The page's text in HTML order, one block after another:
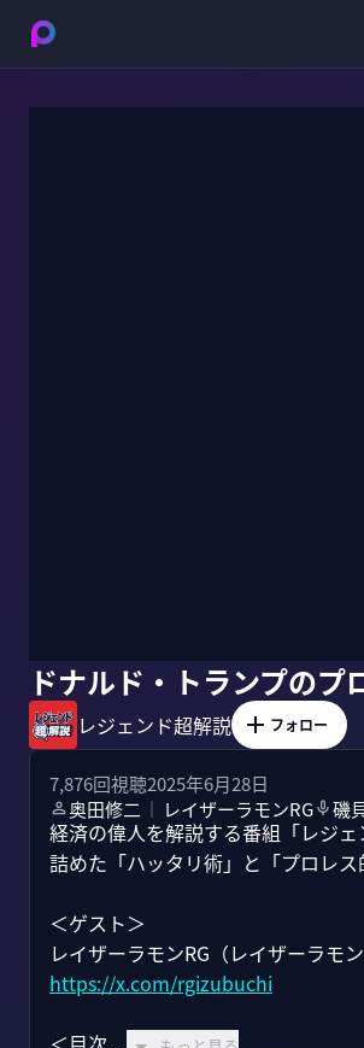
ドナルド・トランプの
レジェンド超解説 フォロー
7,876回視聴2025年6月28日
奥田修二 ｜ レイザーラモンRG 磯
経済の偉人を解説する番組「レジ
詰めた「ハッタリ術」と「プロレ
＜ゲスト＞
https://x.com/rgizubuchi